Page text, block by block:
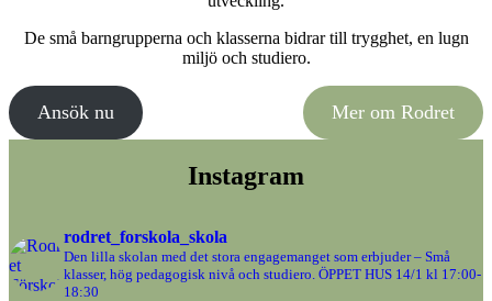
De små barngrupperna och klasserna bidrar till trygghet, en lugn
miljö och studiero.
Ansök nu Mer om Rodret
Instagram
rodret_forskola_skola
Den lilla skolan med det stora engagemanget som erbjuder – Små
klasser, hög pedagogisk nivå och studiero. ÖPPET HUS 14/1 kl 17:00-
18:30